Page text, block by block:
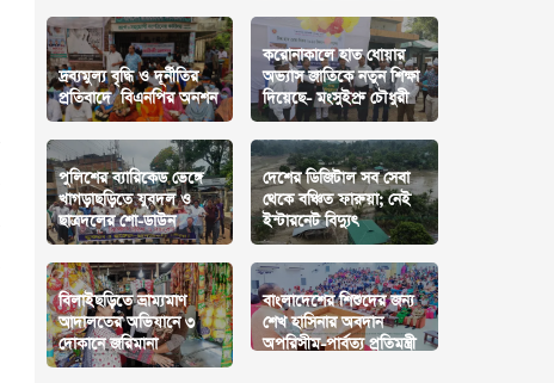
দ্রব্যমুল্য বৃদ্ধি ও দূর্নীতির
প্রতিবাদে বিএনপির অনশন
করোনাকালে হাত ধোয়ার
অভ্যাস জাতিকে নতুন শিক্ষা
দিয়েছে- মংসুইপ্রু চৌধুরী
পুলিশের ব্যারিকেড ভেঙ্গে
খাগড়াছড়িতে যুবদল ও
ছাত্রদলের শো-ডাউন
দেশের ডিজিটাল সব সেবা
থেকে বঞ্চিত ফারুয়া; নেই
ইন্টারনেট বিদ্যুৎ
বিলাইছড়িতে ভ্রাম্যমাণ
আদালতের অভিযানে ৩
দোকানে জরিমানা
বাংলাদেশের শিশুদের জন্য
শেখ হাসিনার অবদান
অপরিসীম-পার্বত্য প্রতিমন্ত্রী